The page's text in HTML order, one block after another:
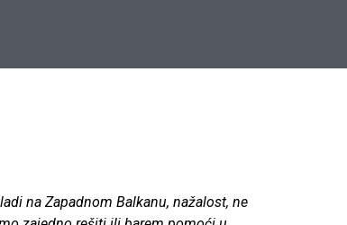
na Zapadnom Balkanu, nažalost, ne